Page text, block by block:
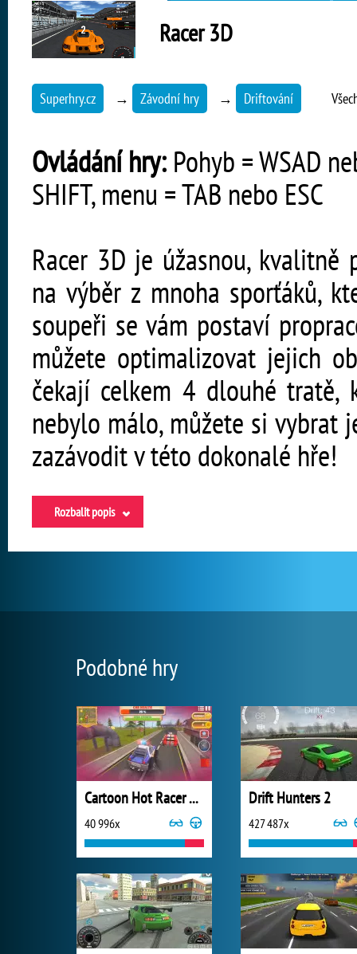
Racer 3D
Superhry.cz → Závodní hry → Driftování
Ovládání hry: Pohyb = WSAD
SHIFT, menu = TAB nebo ESC
Racer 3D je úžasnou, kvalitně
na výběr z mnoha sporťáků,
soupeři se vám postaví
můžete optimalizovat jejich
čekají celkem 4 dlouhé tratě,
nebylo málo, můžete si vybrat
zazávodit v této dokonalé hře!
Rozbalit popis
Podobné hry
Cartoon Hot Racer 3D
40 996x
Drift Hunters 2
427 487x